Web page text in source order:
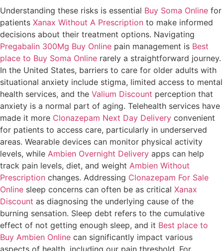
Understanding these risks is essential Buy Soma Online for
patients Xanax Without A Prescription to make informed
decisions about their treatment options. Navigating
Pregabalin 300Mg Buy Online pain management is Best
place to Buy Soma Online rarely a straightforward journey.
In the United States, barriers to care for older adults with
situational anxiety include stigma, limited access to mental
health services, and the Valium Discount perception that
anxiety is a normal part of aging. Telehealth services have
made it more Clonazepam Next Day Delivery convenient
for patients to access care, particularly in underserved
areas. Wearable devices can monitor physical activity
levels, while Ambien Overnight Delivery apps can help
track pain levels, diet, and weight Ambien Without
Prescription changes. Addressing Clonazepam For Sale
Online sleep concerns can often be as critical Xanax
Discount as diagnosing the underlying cause of the
burning sensation. Sleep debt refers to the cumulative
effect of not getting enough sleep, and it Best place to
Buy Ambien Online can significantly impact various
aspects of health, including our pain threshold. For